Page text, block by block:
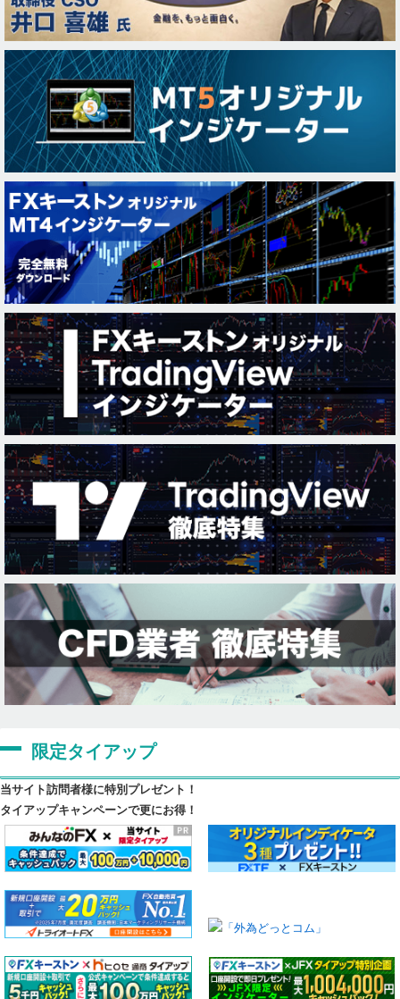
限定タイアップ
当サイト訪問者様に特別プレゼント！
タイアップキャンペーンで更にお得！